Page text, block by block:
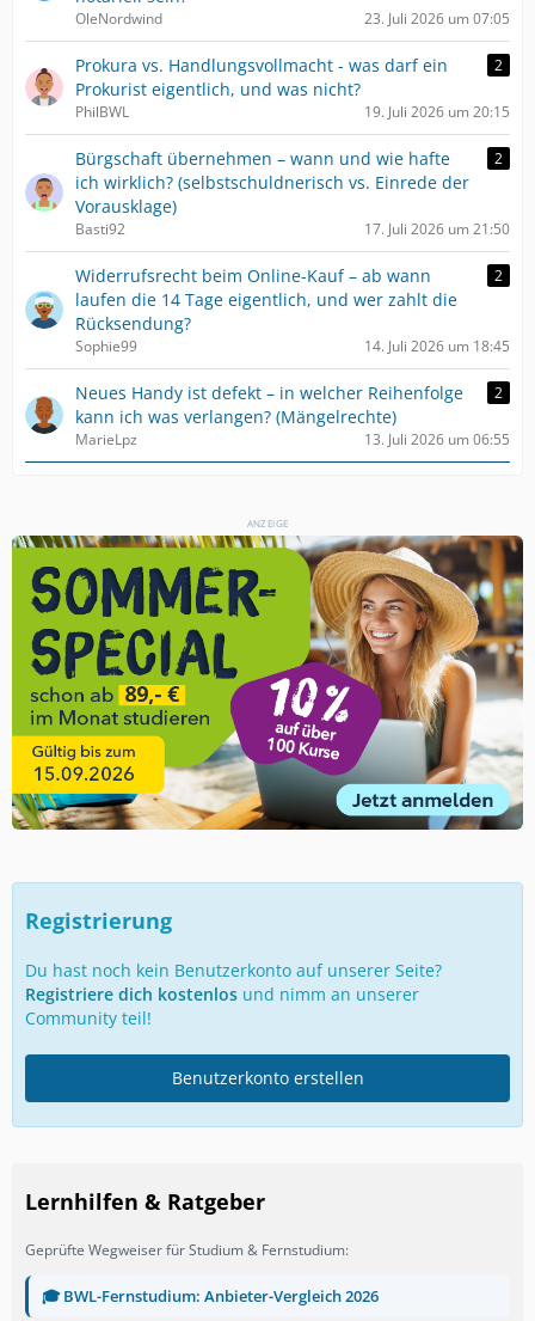
OleNordwind 23. Juli 2026 um 07:05
Prokura vs. Handlungsvollmacht - was darf ein
Prokurist eigentlich, und was nicht?
2
PhilBWL 19. Juli 2026 um 20:15
Bürgschaft übernehmen – wann und wie hafte
ich wirklich? (selbstschuldnerisch vs. Einrede der
Vorausklage)
2
Basti92 17. Juli 2026 um 21:50
Widerrufsrecht beim Online-Kauf – ab wann
laufen die 14 Tage eigentlich, und wer zahlt die
Rücksendung?
2
Sophie99 14. Juli 2026 um 18:45
Neues Handy ist defekt – in welcher Reihenfolge
kann ich was verlangen? (Mängelrechte)
2
MarieLpz 13. Juli 2026 um 06:55
ANZEIGE
Registrierung
Du hast noch kein Benutzerkonto auf unserer Seite?
Registriere dich kostenlos und nimm an unserer
Community teil!
Benutzerkonto erstellen
Lernhilfen & Ratgeber
Geprüfte Wegweiser für Studium & Fernstudium:
🎓 BWL-Fernstudium: Anbieter-Vergleich 2026